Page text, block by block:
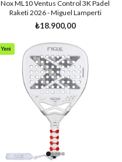
Nox ML10 Ventus Control 3K Padel
Raketi 2026 - Miguel Lamperti
₺18.900,00
Yeni